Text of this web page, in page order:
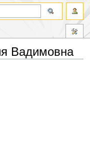
Вадимовна